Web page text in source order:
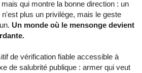
qui montre la bonne direction : un
plus un privilège, mais le geste
Un monde où le mensonge devient
de vérification fiable accessible à
de salubrité publique : armer qui veut